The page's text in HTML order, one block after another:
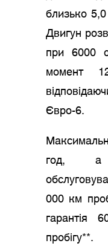
близько
Двигун
при 6000
момент
Євро-6.
год, а
000 км
гарантія
пробігу**.